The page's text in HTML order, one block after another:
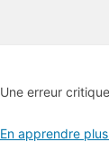
Une erreur
En apprendre